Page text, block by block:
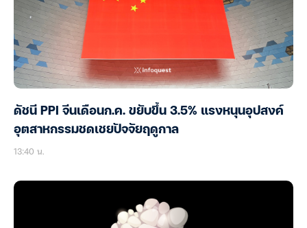
ดัชนี PPI จีนเดือนก.ค. ขยับขึ้น 3.5% แรงหนุนอุปสงค์
อุตสาหกรรมชดเชยปัจจัยฤดูกาล
13:40 น.